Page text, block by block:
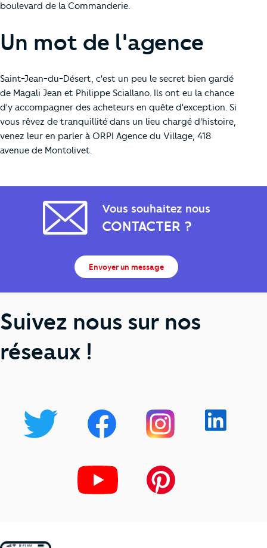
boulevard de la Commanderie.
Un mot de l'agence
Saint-Jean-du-Désert, c'est un peu le secret bien gardé
de Magali Jean et Philippe Sciallano. Ils ont eu la chance
d'y accompagner des acheteurs en quête d'exception. Si
vous rêvez de tranquillité dans un lieu chargé d'histoire,
venez leur en parler à ORPI Agence du Village, 418
avenue de Montolivet.
Vous souhaitez nous
CONTACTER ?
Envoyer un message
Suivez nous sur nos
réseaux !